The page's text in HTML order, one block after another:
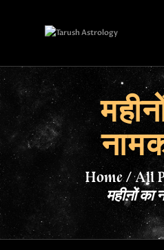
Home All
महीनों का